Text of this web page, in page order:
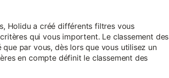
Holidu a créé différents filtres vous
qui vous importent. Le classement des
par vous, dès lors que vous utilisez un
en compte définit le classement des